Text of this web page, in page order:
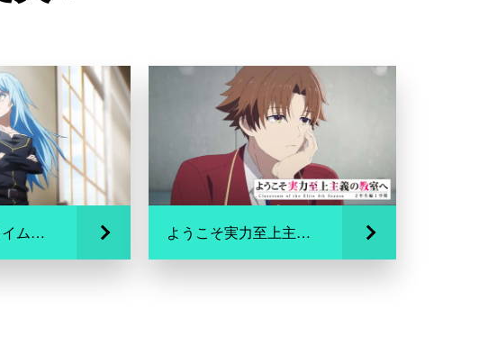
転生したらスライムだった件 第4期 ようこそ実力至上主義の教室へ 4th Season 2年生編1学期